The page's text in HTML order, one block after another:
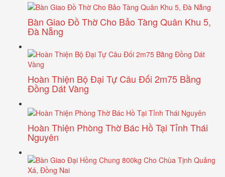
Bàn Giao Đồ Thờ Cho Bảo Tàng Quân Khu 5,
Đà Nẵng
Hoàn Thiện Bộ Đại Tự Câu Đối 2m75 Bằng
Đồng Dát Vàng
Hoàn Thiện Phòng Thờ Bác Hồ Tại Tỉnh Thái
Nguyên